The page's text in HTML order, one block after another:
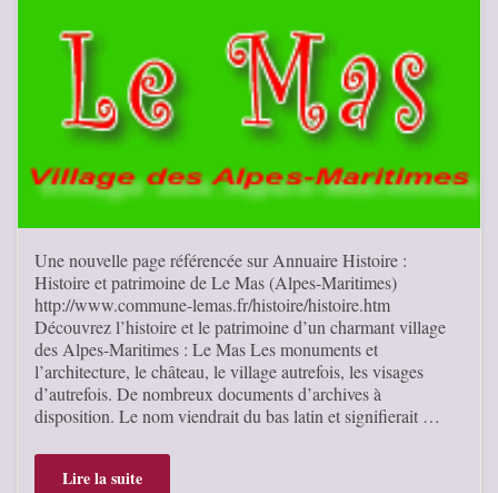
Une nouvelle page référencée sur Annuaire Histoire :
Histoire et patrimoine de Le Mas (Alpes-Maritimes)
http://www.commune-lemas.fr/histoire/histoire.htm
Découvrez l’histoire et le patrimoine d’un charmant village
des Alpes-Maritimes : Le Mas Les monuments et
l’architecture, le château, le village autrefois, les visages
d’autrefois. De nombreux documents d’archives à
disposition. Le nom viendrait du bas latin et signifierait …
Lire la suite